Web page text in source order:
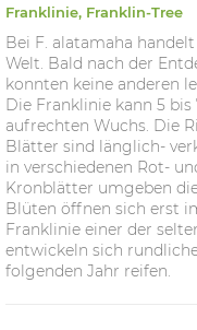
Franklinie, Franklin-Tree
Bei F. alatamaha
Welt. Bald nach der
konnten keine anderen
Die Franklinie kann 5
aufrechten Wuchs. Die
Blätter sind länglich-
in verschiedenen Rot-
Kronblätter umgeben
Blüten öffnen sich erst
Franklinie einer der
entwickeln sich
folgenden Jahr reifen.